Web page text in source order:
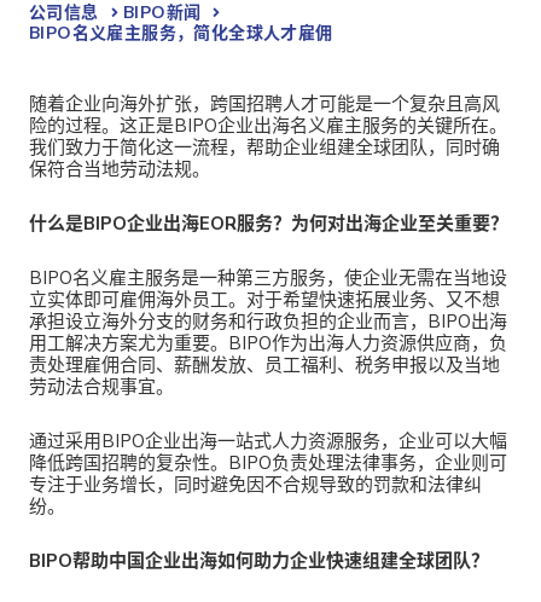
公司信息
BIPO新闻​
BIPO名义雇主服务，简化全球人才雇佣
随着企业向海外扩张，跨国招聘人才可能是一个复杂且高风
险的过程。这正是BIPO企业出海名义雇主服务的关键所在。
我们致力于简化这一流程，帮助企业组建全球团队，同时确
保符合当地劳动法规。
什么是BIPO企业出海EOR服务？为何对出海企业至关重要？
BIPO名义雇主服务是一种第三方服务，使企业无需在当地设
立实体即可雇佣海外员工。对于希望快速拓展业务、又不想
承担设立海外分支的财务和行政负担的企业而言，BIPO出海
用工解决方案尤为重要。BIPO作为出海人力资源供应商，负
责处理雇佣合同、薪酬发放、员工福利、税务申报以及当地
劳动法合规事宜。
通过采用BIPO企业出海一站式人力资源服务，企业可以大幅
降低跨国招聘的复杂性。BIPO负责处理法律事务，企业则可
专注于业务增长，同时避免因不合规导致的罚款和法律纠
纷。
BIPO帮助中国企业出海如何助力企业快速组建全球团队？